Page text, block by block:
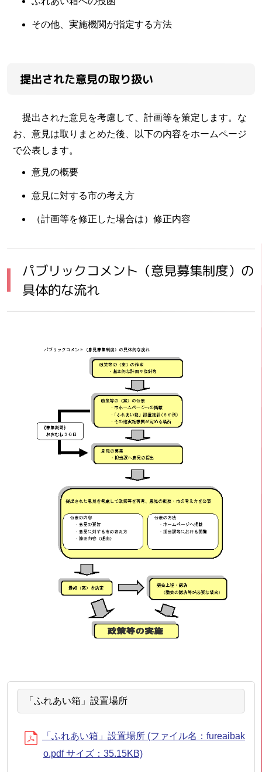
その他、実施機関が指定する方法
提出された意見の取り扱い
提出された意見を考慮して、計画等を策定します。な
お、意見は取りまとめた後、以下の内容をホームページ
で公表します。
意見の概要
意見に対する市の考え方
（計画等を修正した場合は）修正内容
パブリックコメント（意見募集制度）の
具体的な流れ
「ふれあい箱」設置場所
「ふれあい箱」設置場所 (ファイル名：fureaibak
o.pdf サイズ：35.15KB)